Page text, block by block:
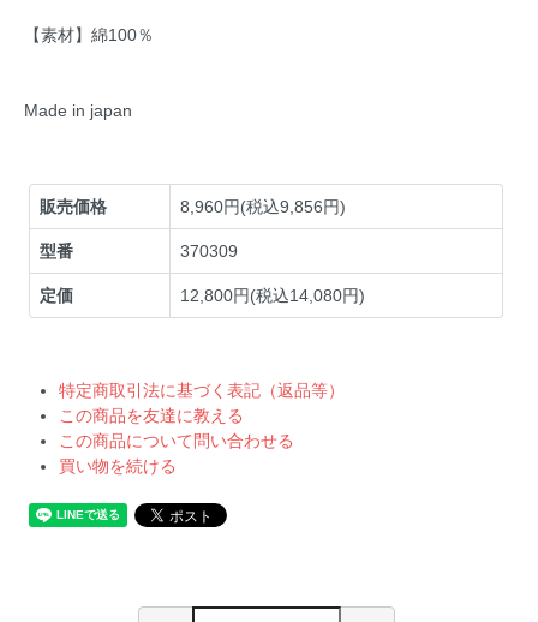
【素材】綿100％
Made in japan
販売価格 8,960円(税込9,856円)
型番 370309
定価 12,800円(税込14,080円)
特定商取引法に基づく表記（返品等）
この商品を友達に教える
この商品について問い合わせる
買い物を続ける